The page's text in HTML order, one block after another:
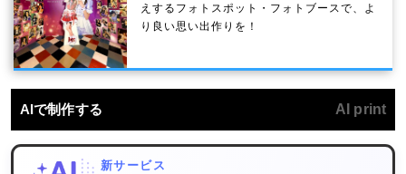
えするフォトスポット・フォトブースで、よ
り良い思い出作りを！
AIで制作する AI print
新サービス